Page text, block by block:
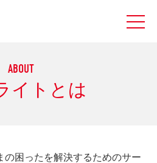
ABOUT
イトとは
の困ったを解決するためのサー